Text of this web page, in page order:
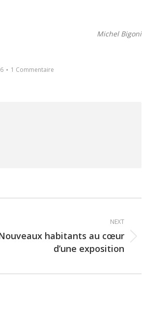
Michel Bigoni
1 Commentaire
NEXT
Nouveaux habitants au cœur
d’une exposition